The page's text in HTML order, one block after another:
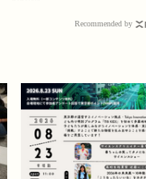
Recommended by